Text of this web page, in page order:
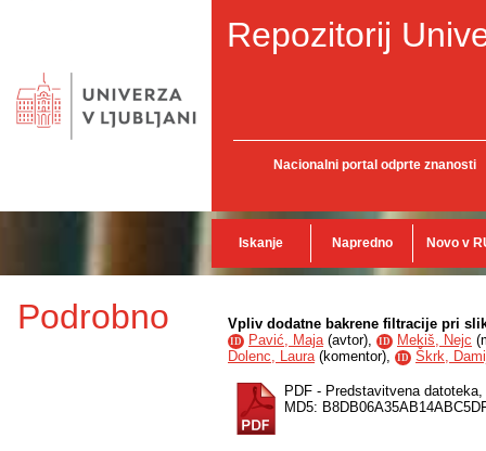
Repozitorij
Nacionalni portal odprte znanosti
Iskanje Napredno Novo v
Podrobno Vpliv dodatne bakrene filtracije pri
ID Pavić, Maja(avtor), ID Mekiš, Nejc (
Dolenc, Laura(komentor), ID Škrk,
PDF - Predstavitvena datoteka,
MD5: